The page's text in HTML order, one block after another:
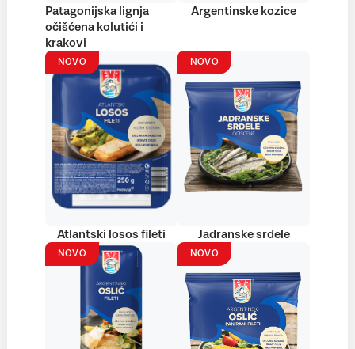
Patagonijska lignja
očišćena kolutići i
krakovi
Argentinske kozice
NOVO
Atlantski losos fileti
NOVO
Jadranske srdele
NOVO NOVO